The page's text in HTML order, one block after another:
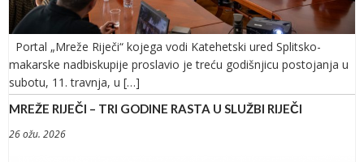
Portal „Mreže Riječi“ kojega vodi Katehetski ured Splitsko-
makarske nadbiskupije proslavio je treću godišnjicu postojanja u
subotu, 11. travnja, u […]
MREŽE RIJEČI – TRI GODINE RASTA U SLUŽBI RIJEČI
26 ožu. 2026